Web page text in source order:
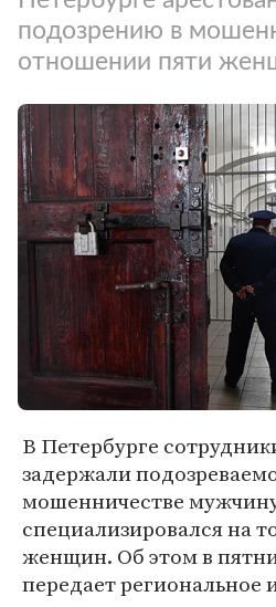
подозрению в
отношении пяти
В Петербурге
задержали
мошенничестве
специализировался на
женщин. Об этом в
передает региональное